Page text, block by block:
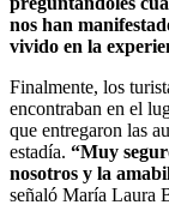
nos han
vivido en la
Finalmente, los
encontraban en el
que entregaron las
estadía. “Muy
nosotros y la
señaló María Laura